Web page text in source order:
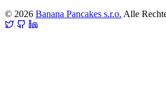
© 2026 Banana Pancakes s.r.o. Alle